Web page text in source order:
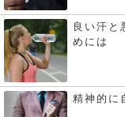
良い汗と
めには
精神的に